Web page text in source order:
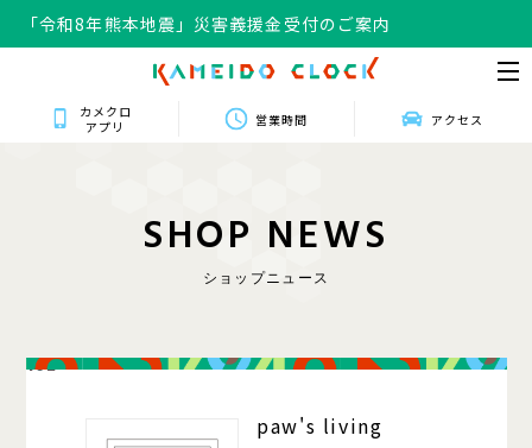
「令和8年熊本地震」災害義援金受付のご案内
カメクロ
アプリ
営業時間 アクセス
SHOP NEWS
ショップニュース
102
paw's living